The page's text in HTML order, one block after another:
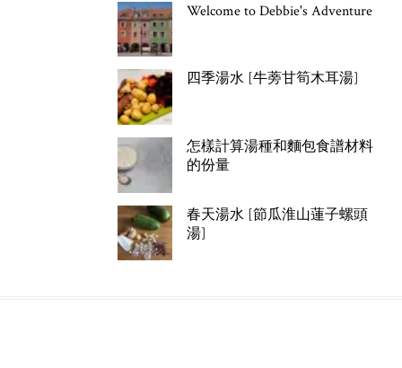
Welcome to Debbie's Adventure
四季湯水 [牛蒡甘筍木耳湯]
怎樣計算湯種和麵包食譜材料
的份量
春天湯水 [節瓜淮山蓮子螺頭
湯]